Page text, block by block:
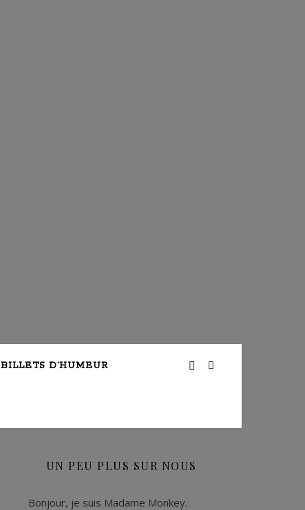
BILLETS D’HUMEUR
UN PEU PLUS SUR NOUS
Bonjour, je suis Madame Monkey.